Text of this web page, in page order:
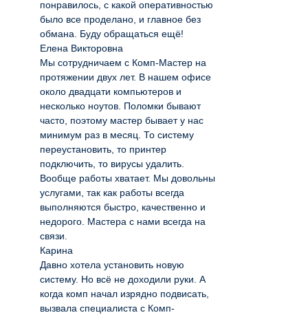
понравилось, с какой оперативностью
было все проделано, и главное без
обмана. Буду обращаться ещё!
Елена Викторовна
Мы сотрудничаем с Комп-Мастер на
протяжении двух лет. В нашем офисе
около двадцати компьютеров и
несколько ноутов. Поломки бывают
часто, поэтому мастер бывает у нас
минимум раз в месяц. То систему
переустановить, то принтер
подключить, то вирусы удалить.
Вообще работы хватает. Мы довольны
услугами, так как работы всегда
выполняются быстро, качественно и
недорого. Мастера с нами всегда на
связи.
Карина
Давно хотела установить новую
систему. Но всё не доходили руки. А
когда комп начал изрядно подвисать,
вызвала специалиста с Комп-